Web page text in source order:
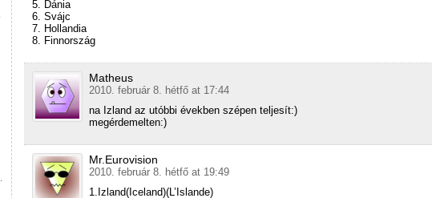
5. Dánia
6. Svájc
7. Hollandia
8. Finnország
Matheus
2010. február 8. hétfő at 17:44
na Izland az utóbbi években szépen teljesít:)
megérdemelten:)
Mr.Eurovision
2010. február 8. hétfő at 19:49
1.Izland(Iceland)(L’Islande)